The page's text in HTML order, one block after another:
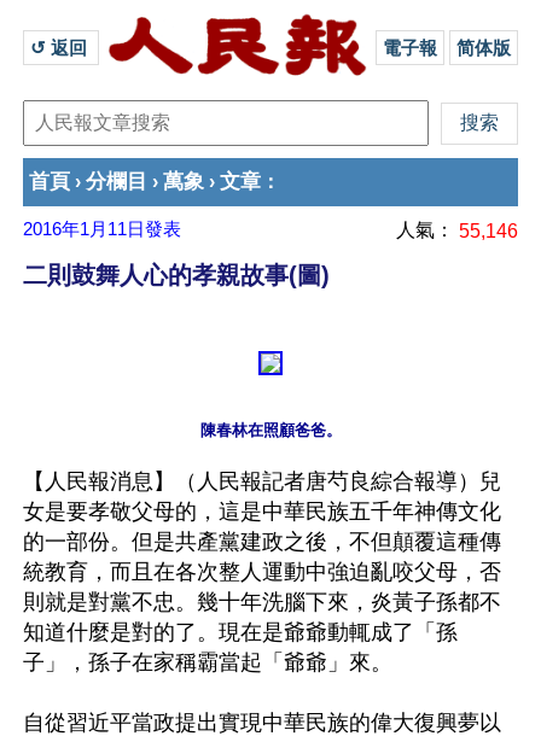
↺ 返回 電子報 简体版
首頁 › 分欄目 › 萬象 › 文章 ：
2016年1月11日發表 人氣： 55,146
二則鼓舞人心的孝親故事(圖)
【人民報消息】（人民報記者唐芍良綜合報導）兒
女是要孝敬父母的，這是中華民族五千年神傳文化
的一部份。但是共產黨建政之後，不但顛覆這種傳
統教育，而且在各次整人運動中強迫亂咬父母，否
則就是對黨不忠。幾十年洗腦下來，炎黃子孫都不
知道什麼是對的了。現在是爺爺動輒成了「孫
子」，孫子在家稱霸當起「爺爺」來。
自從習近平當政提出實現中華民族的偉大復興夢以